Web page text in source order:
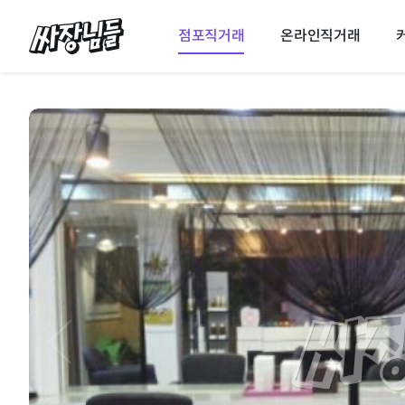
싸장님들 점포직거래 온라인직거래